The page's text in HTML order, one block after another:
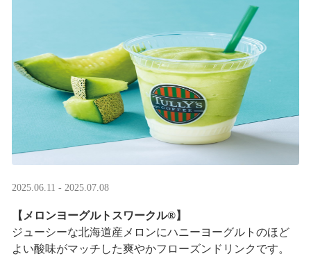
2025.06.11 - 2025.07.08
【メロンヨーグルトスワークル®】
ジューシーな北海道産メロンにハニーヨーグルトのほど
よい酸味がマッチした爽やかフローズンドリンクです。